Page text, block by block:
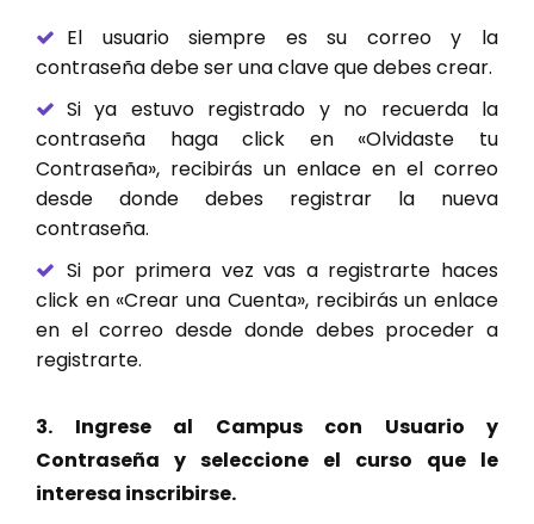
El usuario siempre es su correo y la
contraseña debe ser una clave que debes crear.
Si ya estuvo registrado y no recuerda la
contraseña haga click en «Olvidaste tu
Contraseña», recibirás un enlace en el correo
desde donde debes registrar la nueva
contraseña.
Si por primera vez vas a registrarte haces
click en «Crear una Cuenta», recibirás un enlace
en el correo desde donde debes proceder a
registrarte.
3. Ingrese al Campus con Usuario y
Contraseña y seleccione el curso que le
interesa inscribirse.